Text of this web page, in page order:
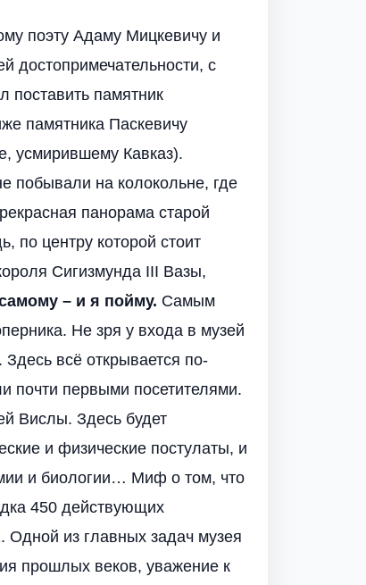
поэту Адаму Мицкевичу и
достопримечательности, с
поставить памятник
памятника Паскевичу
усмирившему Кавказ).
побывали на колокольне, где
панорама старой
центру которой стоит
Сигизмунда III Вазы,
– и я пойму. Самым
Не зря у входа в музей
Здесь всё открывается по-
первыми посетителями.
Вислы. Здесь будет
и физические постулаты, и
и биологии… Миф о том, что
450 действующих
из главных задач музея
прошлых веков, уважение к